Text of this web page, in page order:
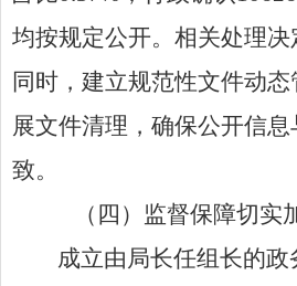
均按规定公开。 相关处理决
同时，建立规范性文件动
展文件清理，确保公开信
致。
（四） 监督保障切实
成立由局长任组长的